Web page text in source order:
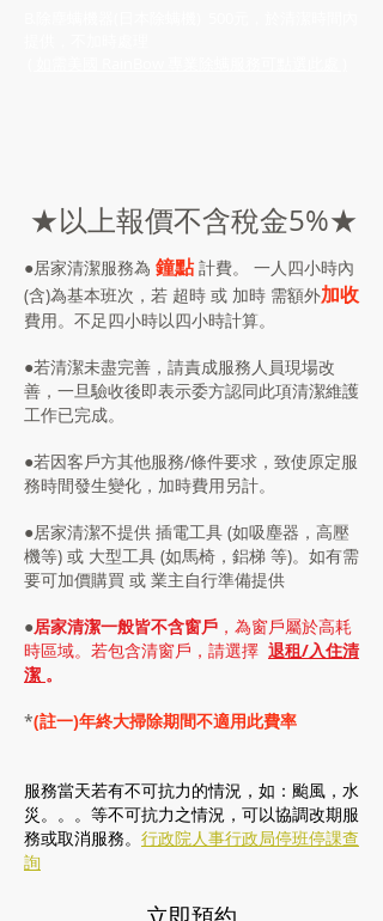
★以上報價不含稅金5%★
●居家清潔服務為 鐘點計費。 一人四小時內
(含)為基本班次，若 超時 或 加時 需額外加收
費用。不足四小時以四小時計算。
●若清潔未盡完善，請責成服務人員現場改
善，一旦驗收後即表示委方認同此項清潔維護
工作已完成。
●若因客戶方其他服務/條件要求，致使原定服
務時間發生變化，加時費用另計。
●居家清潔不提供 插電工具 (如吸塵器，高壓
機等) 或 大型工具 (如馬椅，鋁梯 等)。如有需
要可加價購買 或 業主自行準備提供
●居家清潔一般皆不含窗戶 ，為窗戶屬於高耗
時區域。若包含清窗戶，請選擇 退租/入住清
潔 。
*(註一)年終大掃除期間不適用此費率
服務當天若有不可抗力的情況，如：颱風，水
災。。。等不可抗力之情況，可以協調改期服
務或取消服務。 行政院人事行政局停班停課查
詢